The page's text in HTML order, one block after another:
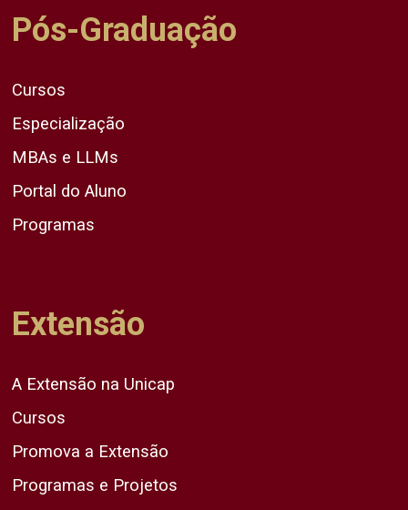
Pós-Graduação
Cursos
Especialização
MBAs e LLMs
Portal do Aluno
Programas
Extensão
A Extensão na Unicap
Cursos
Promova a Extensão
Programas e Projetos